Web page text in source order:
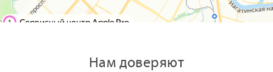
Нам доверяют